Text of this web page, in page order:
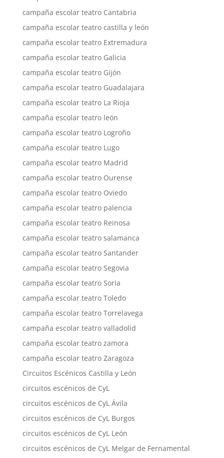
campaña escolar teatro Cantabria
campaña escolar teatro castilla y león
campaña escolar teatro Extremadura
campaña escolar teatro Galicia
campaña escolar teatro Gijón
campaña escolar teatro Guadalajara
campaña escolar teatro La Rioja
campaña escolar teatro león
campaña escolar teatro Logroño
campaña escolar teatro Lugo
campaña escolar teatro Madrid
campaña escolar teatro Ourense
campaña escolar teatro Oviedo
campaña escolar teatro palencia
campaña escolar teatro Reinosa
campaña escolar teatro salamanca
campaña escolar teatro Santander
campaña escolar teatro Segovia
campaña escolar teatro Soria
campaña escolar teatro Toledo
campaña escolar teatro Torrelavega
campaña escolar teatro valladolid
campaña escolar teatro zamora
campaña escolar teatro Zaragoza
Circuitos Escénicos Castilla y León
circuitos escénicos de CyL
circuitos escénicos de CyL Ávila
circuitos escénicos de CyL Burgos
circuitos escénicos de CyL León
circuitos escénicos de CyL Melgar de Fernamental